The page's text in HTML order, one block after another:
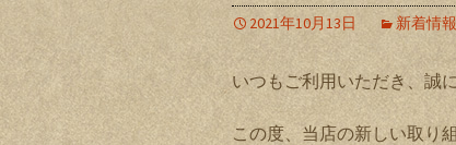
2021年10月13日 新着情報
いつもご利用いただき、誠
この度、当店の新しい取り